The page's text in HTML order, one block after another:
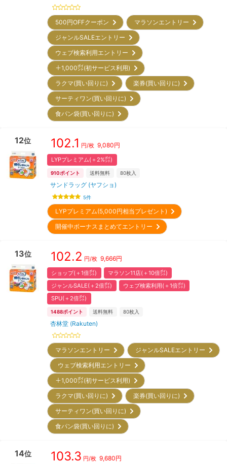
500円OFFクーポン
マラソンエントリー
ジャンルSALEエントリー
ウェブ検索利用エントリー
＋1,000㌽(初サービス利用)
ラクマ(買い回りに)
楽券(買い回りに)
サーティワン(買い回りに)
食パン袋(買い回りに)
12位 102.1 円/枚 9,080円
LYPプレミアム(＋2%㌽)
910ポイント 送料無料 80枚入
サンドラッグ (ヤフショ)
5件
LYPプレミアム(5,000円相当プレゼント)
開催中ボーナスまとめてエントリー
13位 102.2 円/枚 9,666円
ショップ(＋1倍㌽)
マラソン11店(＋10倍㌽)
ジャンルSALE(＋2倍㌽)
ウェブ検索利用(＋1倍㌽)
SPU(＋2倍㌽)
1488ポイント 送料無料 80枚入
杏林堂 (Rakuten)
マラソンエントリー
ジャンルSALEエントリー
ウェブ検索利用エントリー
＋1,000㌽(初サービス利用)
ラクマ(買い回りに)
楽券(買い回りに)
サーティワン(買い回りに)
食パン袋(買い回りに)
14位 103.3 円/枚 9,680円